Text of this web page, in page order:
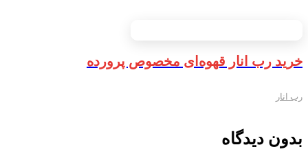
خرید رب انار قهوه‌ای مخصوص پرورده
رب انار
بدون دیدگاه